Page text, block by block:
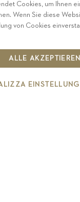
IMPRESSUM-
ETHISCHER
IT00126670215
Cookies, um Ihnen
Wenn Sie diese
von Cookies
ALLE AKZEPTIEREN